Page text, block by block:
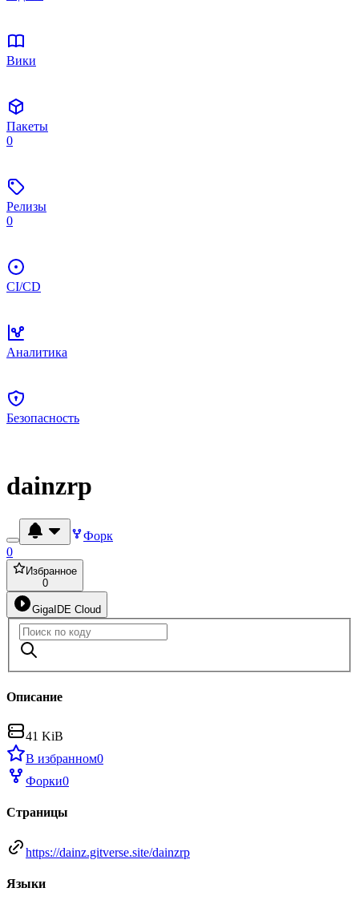
Вики
Пакеты
0
Релизы
0
CI/CD
Аналитика
Безопасность
dainzrp
Форк
0
Избранное
0
GigaIDE Cloud
Описание
41 KiB
В избранном0
Форки0
Страницы
https://dainz.gitverse.site/dainzrp
Языки